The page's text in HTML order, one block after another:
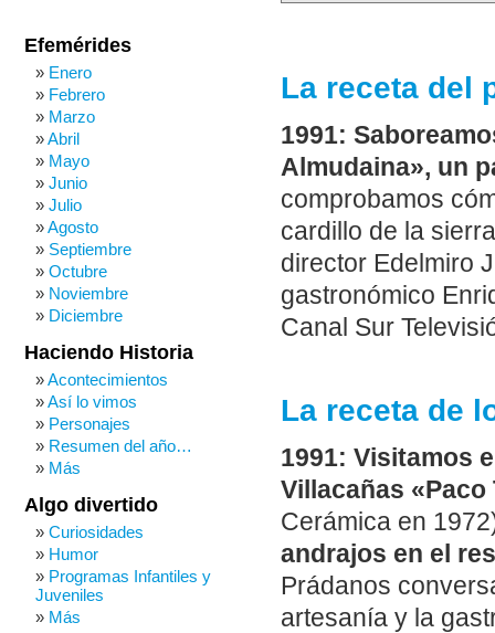
La receta del
1991:
Almudaina», un
comprobamos
cardillo de la
director Edelmiro
gastronómico
Canal Sur
La receta de
1991: Visitamos
Villacañas «Paco
Cerámica en
andrajos en el
Prádanos
artesanía y la
Efemérides
Enero
Febrero
Marzo
Abril
Mayo
Junio
Julio
Agosto
Septiembre
Octubre
Noviembre
Diciembre
Haciendo Historia
Acontecimientos
Así lo vimos
Personajes
Resumen del año…
Más
Algo divertido
Curiosidades
Humor
Programas Infantiles y
Juveniles
Más